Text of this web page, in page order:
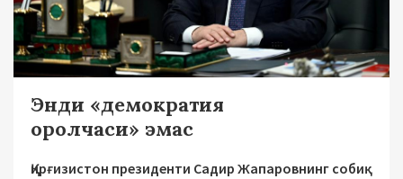
Энди «демократия
оролчаси» эмас
Қирғизистон президенти Садир Жапаровнинг собиқ